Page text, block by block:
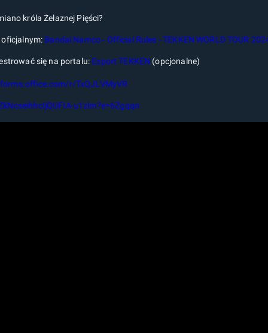
króla Żelaznej Pięści?
Bandai Namco - Official Rules - TEKKEN WORLD TOUR
się na portalu: Esport TEKKEN (opcjonalne)
r/TxQJLVMyVR
u1zlm?e=6Zgqqn